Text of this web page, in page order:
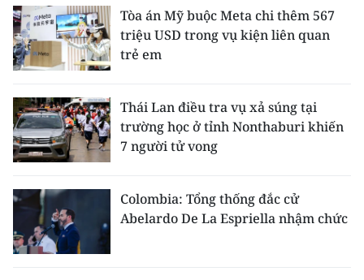
ENGLISH
中文
РУССКИЙ
ESPAÑOL
한국어
Tòa án Mỹ buộc Meta chi thêm 567
triệu USD trong vụ kiện liên quan
trẻ em
Thái Lan điều tra vụ xả súng tại
trường học ở tỉnh Nonthaburi khiến
7 người tử vong
Colombia: Tổng thống đắc cử
Abelardo De La Espriella nhậm chức